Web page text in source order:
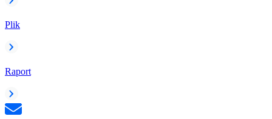
Plik
Raport